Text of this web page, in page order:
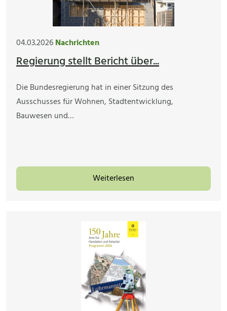
04.03.2026Nachrichten
Regierung stellt Bericht über...
Die Bundesregierung hat in einer Sitzung des
Ausschusses für Wohnen, Stadtentwicklung,
Bauwesen und…
Weiterlesen